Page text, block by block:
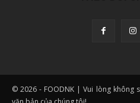
© 2026 - FOODNK | Vui lòng không